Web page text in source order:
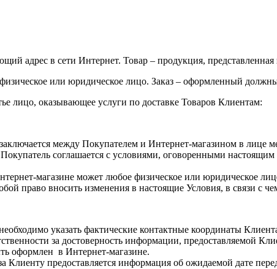
адрес в сети Интернет. Товар – продукция,
или юридическое лицо. Заказ – оформленный
лицо, оказывающее услуги по доставке Товаров Клиентам:
между Покупателем и Интернет-магазином в лице
соглашается с условиями, оговоренными
магазине может любое физическое или юридическое
право вносить изменения в настоящие Условия, в связи с
указать фактические контактные координаты
за достоверность информации, предоставляемой
оформлен в Интернет-магазине.
Клиенту предоставляется информация об ожидаемой дате